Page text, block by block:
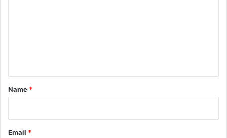
*
Name *
Email *